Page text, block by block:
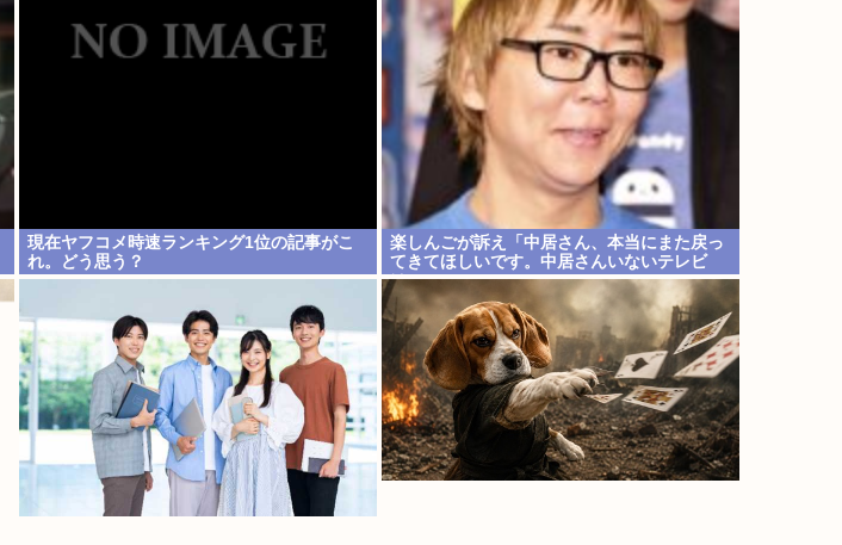
現在ヤフコメ時速ランキング1位の記事がこ
れ。どう思う？
楽しんごが訴え「中居さん、本当にまた戻っ
てきてほしいです。中居さんいないテレビ
は…」